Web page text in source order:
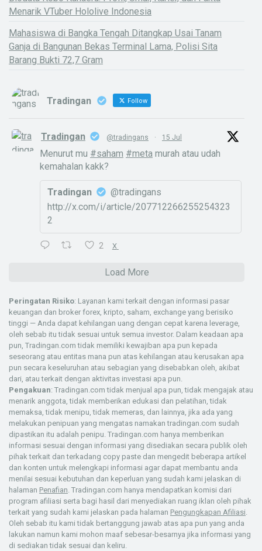
Menarik VTuber Hololive Indonesia
Mahasiswa di Bangka Tengah Ditangkap Usai Tanam
Ganja di Bangunan Bekas Terminal Lama, Polisi Sita
Barang Bukti 72,7 Gram
Tradingan Follow
Tradingan @tradingans · 15 Jul
Menurut mu #saham #meta murah atau udah
kemahalan kakk?
Tradingan
@tradingans
http://x.com/i/article/207712266255254323
2
2 X
Load More
Peringatan Risiko: Layanan kami terkait dengan informasi pasar
keuangan dan broker forex, kripto, saham, exchange yang berisiko
tinggi — Anda dapat kehilangan uang dengan cepat karena leverage,
oleh sebab itu tidak sesuai untuk semua investor. Dalam keadaan apa
pun, Tradingan.com tidak memiliki kewajiban apa pun kepada
seseorang atau entitas mana pun atas kehilangan atau kerusakan apa
pun secara keseluruhan atau sebagian yang disebabkan oleh, akibat
dari, atau terkait dengan aktivitas investasi apa pun.
Pengakuan: Tradingan.com tidak menjual apa pun, tidak mengajak atau
menarik anggota, tidak memberikan edukasi dan pelatihan, tidak
memaksa, tidak menipu, tidak memeras, dan lainnya, jika ada yang
melakukan penipuan yang mengatas namakan tradingan.com sudah
dipastikan itu adalah penipu. Tradingan.com hanya memberikan
informasi sesuai dengan informasi yang disediakan secara publik oleh
pihak terkait dan terkadang copy paste dan mengedit beberapa artikel
dan konten untuk melengkapi informasi agar dapat membantu anda
menilai sesuai kebutuhan dan keperluan yang sudah kami jelaskan di
halaman Penafian. Tradingan.com hanya mendapatkan komisi dari
program afiliasi serta bagi hasil dari menyediakan ruang iklan oleh pihak
terkait yang sudah kami jelaskan pada halaman Pengungkapan Afiliasi.
Oleh sebab itu kami tidak bertanggung jawab atas apa pun yang anda
lakukan namun kami mohon maaf sebesar-besarnya jika informasi yang
di sediakan tidak sesuai dan keliru.